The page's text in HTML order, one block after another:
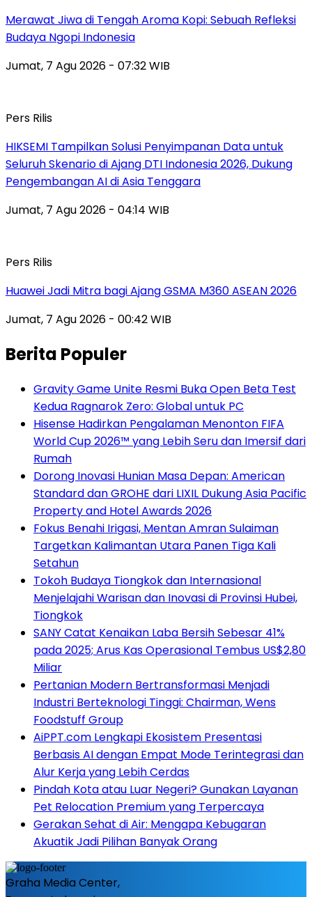
Merawat Jiwa di Tengah Aroma Kopi: Sebuah Refleksi
Budaya Ngopi Indonesia
Jumat, 7 Agu 2026 - 07:32 WIB
Pers Rilis
HIKSEMI Tampilkan Solusi Penyimpanan Data untuk
Seluruh Skenario di Ajang DTI Indonesia 2026, Dukung
Pengembangan AI di Asia Tenggara
Jumat, 7 Agu 2026 - 04:14 WIB
Pers Rilis
Huawei Jadi Mitra bagi Ajang GSMA M360 ASEAN 2026
Jumat, 7 Agu 2026 - 00:42 WIB
Berita Populer
Gravity Game Unite Resmi Buka Open Beta Test
Kedua Ragnarok Zero: Global untuk PC
Hisense Hadirkan Pengalaman Menonton FIFA
World Cup 2026™ yang Lebih Seru dan Imersif dari
Rumah
Dorong Inovasi Hunian Masa Depan: American
Standard dan GROHE dari LIXIL Dukung Asia Pacific
Property and Hotel Awards 2026
Fokus Benahi Irigasi, Mentan Amran Sulaiman
Targetkan Kalimantan Utara Panen Tiga Kali
Setahun
Tokoh Budaya Tiongkok dan Internasional
Menjelajahi Warisan dan Inovasi di Provinsi Hubei,
Tiongkok
SANY Catat Kenaikan Laba Bersih Sebesar 41%
pada 2025; Arus Kas Operasional Tembus US$2,80
Miliar
Pertanian Modern Bertransformasi Menjadi
Industri Berteknologi Tinggi: Chairman, Wens
Foodstuff Group
AiPPT.com Lengkapi Ekosistem Presentasi
Berbasis AI dengan Empat Mode Terintegrasi dan
Alur Kerja yang Lebih Cerdas
Pindah Kota atau Luar Negeri? Gunakan Layanan
Pet Relocation Premium yang Terpercaya
Gerakan Sehat di Air: Mengapa Kebugaran
Akuatik Jadi Pilihan Banyak Orang
Graha Media Center,